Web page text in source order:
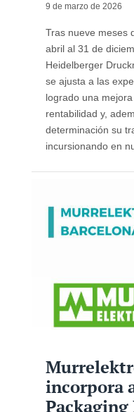
9 de marzo de 2026
Tras nueve meses
abril al 31 de
Heidelberger
se ajusta a las
logrado una
rentabilidad y,
determinación su
incursionando en
incorpora
Packaging